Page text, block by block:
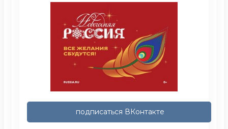
подписаться ВКонтакте